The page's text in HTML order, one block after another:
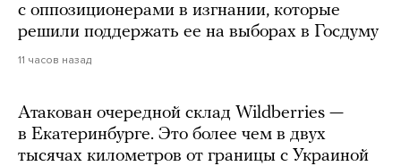
с оппозиционерами в изгнании, которые
решили поддержать ее на выборах в Госдуму
11 часов назад
Атакован очередной склад Wildberries —
в Екатеринбурге. Это более чем в двух
тысячах километров от границы с Украиной